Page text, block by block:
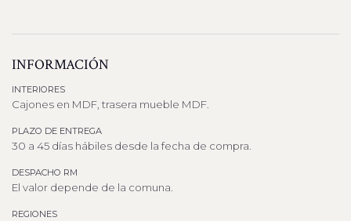
INFORMACIÓN
INTERIORES
Cajones en MDF, trasera mueble MDF.
PLAZO DE ENTREGA
30 a 45 días hábiles desde la fecha de compra.
DESPACHO RM
El valor depende de la comuna.
REGIONES